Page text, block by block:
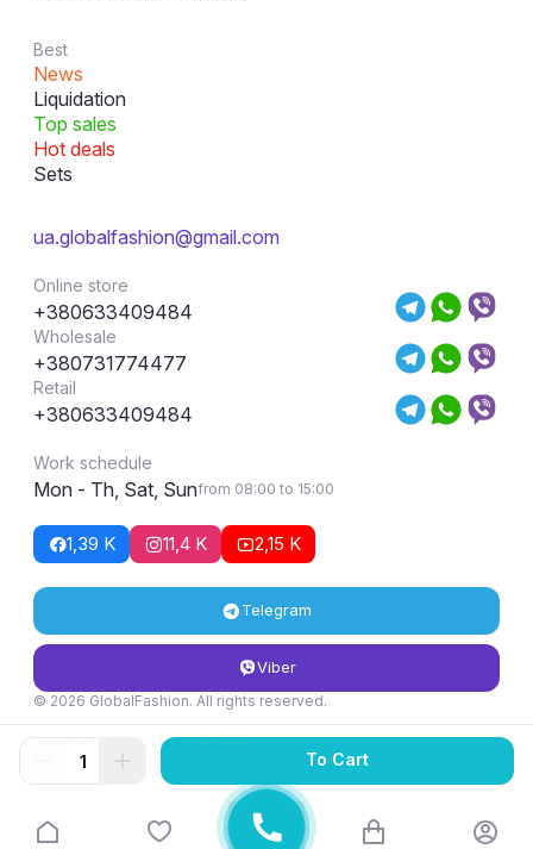
Best
News
Liquidation
Top sales
Hot deals
Sets
ua.globalfashion@gmail.com
Online store
+380633409484
Wholesale
+380731774477
Retail
+380633409484
Work schedule
Mon - Th, Sat, Sunfrom 08:00 to 15:00
1,39 K 11,4 K 2,15 K
Telegram
Viber
© 2026 GlobalFashion. All rights reserved.
Return and exchange conditions
To Cart